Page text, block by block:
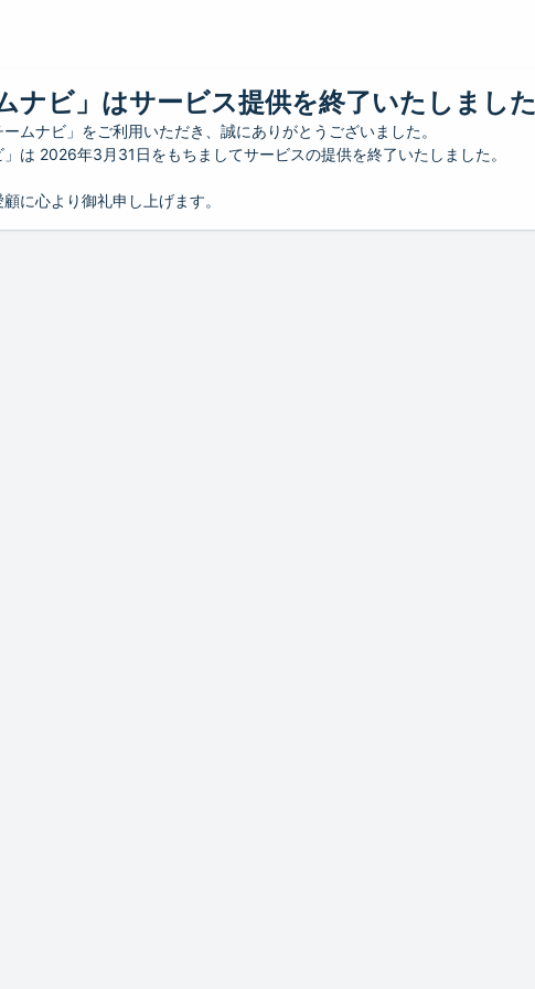
ナビ」はサービス提供を終了いたしました
ムナビ」をご利用いただき、誠にありがとうございました。
」は 2026年3月31日をもちましてサービスの提供を終了いたしました。
に心より御礼申し上げます。